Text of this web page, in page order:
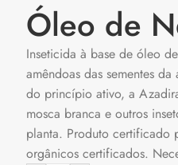
Óleo de
Inseticida à base de óleo
amêndoas das sementes
do princípio ativo, a
mosca branca e outros
planta. Produto certificado
orgânicos certificados.